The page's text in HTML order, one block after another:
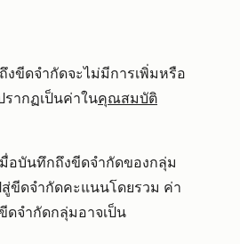
ขีดจำกัดจะไม่มีการเพิ่มหรือ
ากฏเป็นค่าในคุณสมบัติ
อบันทึกถึงขีดจำกัดของกลุ่ม
ขีดจำกัดคะแนนโดยรวม ค่า
ดจำกัดกลุ่มอาจเป็น